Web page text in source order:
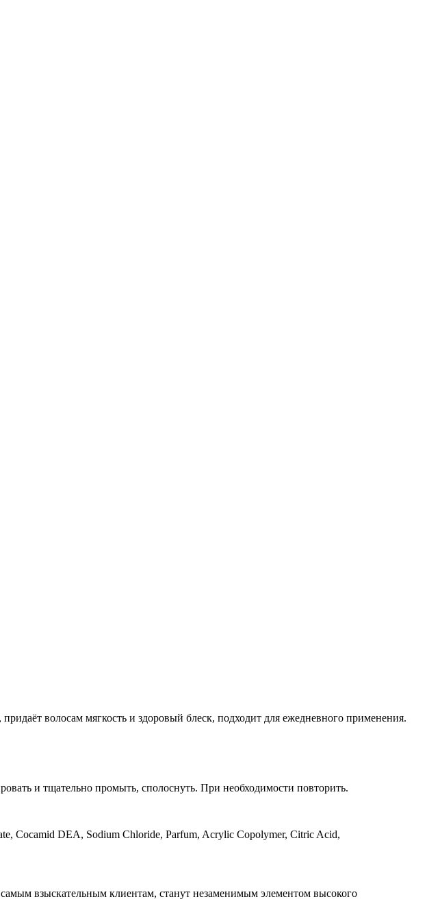
волосам мягкость и здоровый блеск, подходит для ежедневного применения.
и тщательно промыть, сполоснуть. При необходимости повторить.
Cocamid DEA, Sodium Chloride, Parfum, Acrylic Copolymer, Citric Acid,
взыскательным клиентам, станут незаменимым элементом высокого